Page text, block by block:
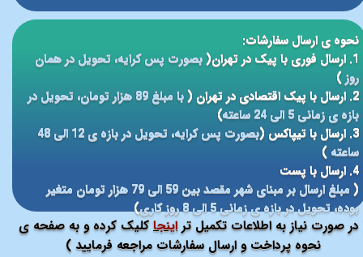
صورت نیاز به اطلاعات تکمیل تراینجا کلیک کرده و به صفحه ی
نحوه پرداخت و ارسال سفارشات مراجعه فرمایید )
نحوه ی ارسال سفارشات:
1. ارسال فوری با پیک در تهران(
بصورت پس کرایه، تحویل در همان
روز)
2. ارسال با پیک اقتصادی در تهران (
با مبلغ 89 هزار تومان، تحویل در
بازه ی زمانی 5 الی 24 ساعته
)
3. ارسال با تیپاکس (
بصورت پس کرایه، تحویل در بازه ی 12 الی 48
ساعته )
4. ارسال با پست
(
مبلغ ارسال بر مبنای شهر مقصد بین 59 الی 79 هزار تومان متغیر
بوده، تحویل در بازه ی زمانی 5 الی 8 روز کاری
)